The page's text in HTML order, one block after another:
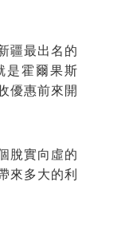
疆最出名的
是霍爾果斯
優惠前來開
脫實向虛的
來多大的利